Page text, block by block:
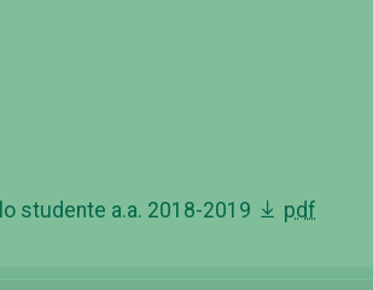
studente a.a. 2018-2019 pdf